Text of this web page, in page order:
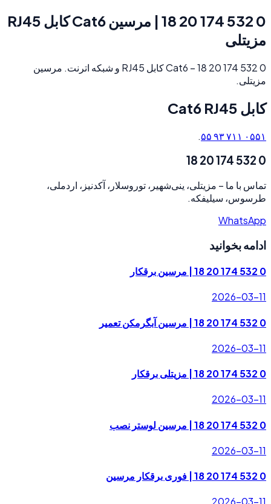
0 532 174 20 18 | مرسین Cat6 کابل RJ45
مزیتلی
0 532 174 20 18 – Cat6 کابل RJ45 و شبکه اترنت. مرسین
مزیتلی.
کابل Cat6 RJ45
۰۵۵۱ ۷۱۱ ۹۳ ۵۵ .
0 532 174 20 18
تماس با ما – مزیتلی، ینی‌شهیر، توروسلار، آکدنیز، اردملی،
طرسوس، سیلیفکه.
WhatsApp
ادامه بخوانید
0 532 174 20 18 | مرسین برقکار
2026-03-11
0 532 174 20 18 | مرسین آبگرمکن تعمیر
2026-03-11
0 532 174 20 18 | مزیتلی برقکار
2026-03-11
0 532 174 20 18 | مرسین لوستر نصب
2026-03-11
0 532 174 20 18 | فوری برقکار مرسین